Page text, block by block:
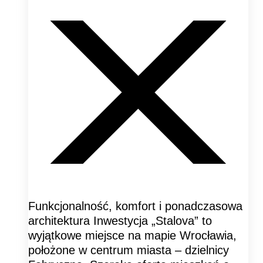
Funkcjonalność, komfort i ponadczasowa
architektura Inwestycja „Stalova” to
wyjątkowe miejsce na mapie Wrocławia,
położone w centrum miasta – dzielnicy